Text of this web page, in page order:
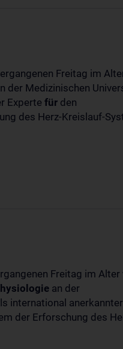
Freitag im
der Medizinischen
Experte für den
des Herz-Kreislauf-
Freitag im Alter
an der
international anerkannter
der Erforschung des